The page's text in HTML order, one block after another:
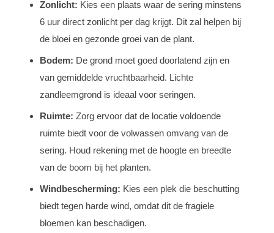
Zonlicht: Kies een plaats waar de sering minstens
6 uur direct zonlicht per dag krijgt. Dit zal helpen bij
de bloei en gezonde groei van de plant.
Bodem: De grond moet goed doorlatend zijn en
van gemiddelde vruchtbaarheid. Lichte
zandleemgrond is ideaal voor seringen.
Ruimte: Zorg ervoor dat de locatie voldoende
ruimte biedt voor de volwassen omvang van de
sering. Houd rekening met de hoogte en breedte
van de boom bij het planten.
Windbescherming: Kies een plek die beschutting
biedt tegen harde wind, omdat dit de fragiele
bloemen kan beschadigen.